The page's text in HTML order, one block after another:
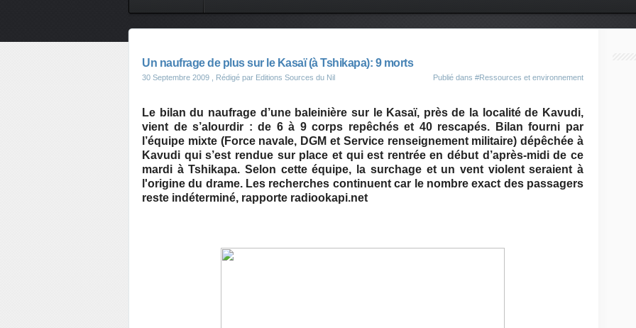
Un naufrage de plus sur le Kasaï (à Tshikapa): 9 morts
30 Septembre 2009 , Rédigé par Editions Sources du Nil Publié dans #Ressources et environnement
Le bilan du naufrage d’une baleinière sur le Kasaï, près de la localité de Kavudi,
vient de s’alourdir : de 6 à 9 corps repêchés et 40 rescapés. Bilan fourni par
l’équipe mixte (Force navale, DGM et Service renseignement militaire) dépêchée à
Kavudi qui s’est rendue sur place et qui est rentrée en début d’après-midi de ce
mardi à Tshikapa. Selon cette équipe, la surchage et un vent violent seraient à
l'origine du drame. Les recherches continuent car le nombre exact des passagers
reste indéterminé, rapporte radiookapi.net